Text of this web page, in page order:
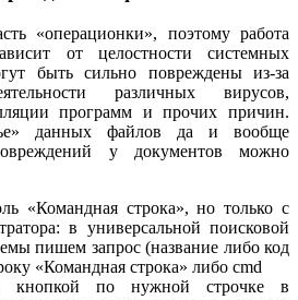
«операционки», поэтому работа
от целостности системных
быть сильно повреждены из-за
различных вирусов,
программ и прочих причин.
данных файлов да и вообще
у документов можно
«Командная строка», но только с
в универсальной поисковой
пишем запрос (название либо код
«Командная строка» либо cmd
кнопкой по нужной строчке в